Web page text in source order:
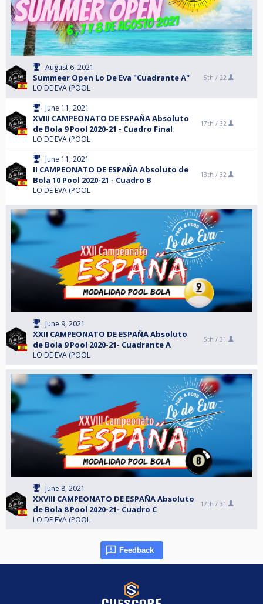
August 6, 2021
Summeer Open Lo De Eva "Cuadrante A"
LO DE EVA (POOL
5th / 22
June 11, 2021
XVIII CAMPEONATO DE ESPAÑA Absoluto
de Bola 9 Pool 2020-21 - Cuadro Final
LO DE EVA (POOL
17th / 32
June 11, 2021
II CAMPEONATO DE ESPAÑA Absoluto de
Bola 10 Pool 2020-21 - Cuadro B
LO DE EVA (POOL
13th / 32
June 9, 2021
XXII CAMPEONATO DE ESPAÑA Absoluto
de Bola 9 Pool 2020-21- Cuadrante A
LO DE EVA (POOL
5th / 31
June 8, 2021
XXVIII CAMPEONATO DE ESPAÑA Absoluto
de Bola 8 Pool 2020-21- Cuadro C
LO DE EVA (POOL
17th / 31
Feedback